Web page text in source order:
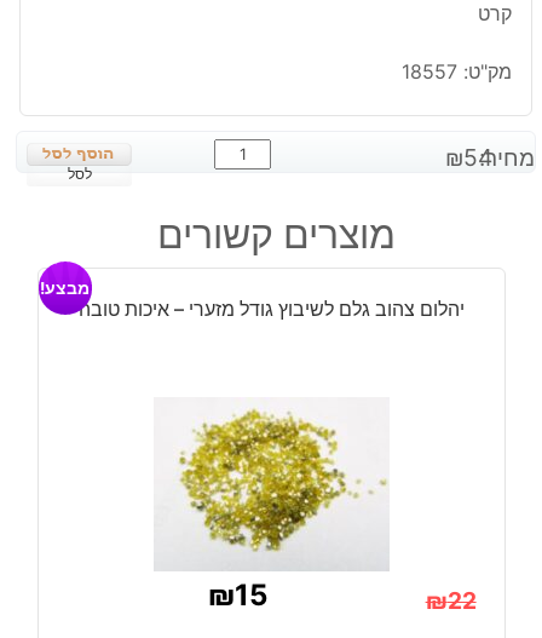
קרט
מק"ט: 18557
מחיר: ₪54
כמות
של
ירוק
מלוטש
מידה:
מ"מ
משקל:
13
קרט
לסל
מוצרים קשורים
יהלום צהוב גלם לשיבוץ גודל מזערי – איכות טובה
מבצע!
₪22
₪15